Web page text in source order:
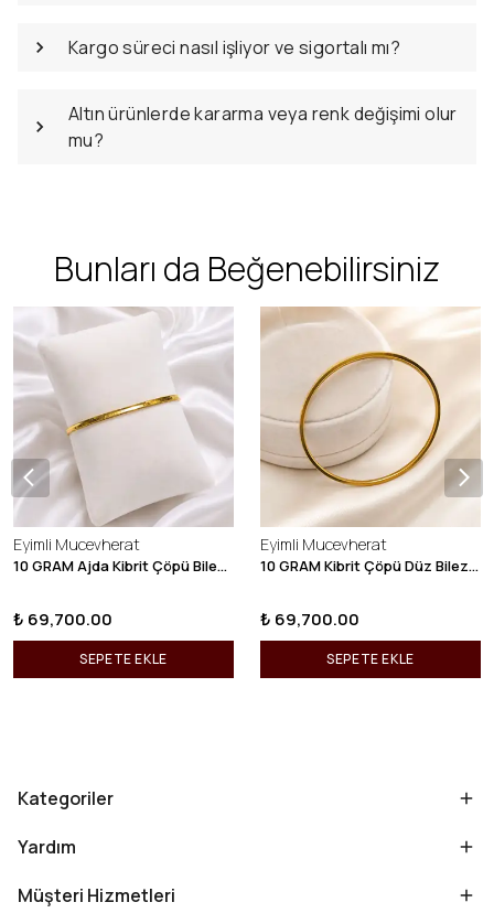
Kargo süreci nasıl işliyor ve sigortalı mı?
Altın ürünlerde kararma veya renk değişimi olur
mu?
Bunları da Beğenebilirsiniz
Eyimli Mucevherat
10 GRAM Ajda Kibrit Çöpü Bilezik 22 Ayar 22BLZ003
₺ 69,700.00
SEPETE EKLE
Eyimli Mucevherat
10 GRAM Kibrit Çöpü Düz Bilezik 22 Ayar 22BLZ001
₺ 69,700.00
SEPETE EKLE
Kategoriler
Yardım
Müşteri Hizmetleri